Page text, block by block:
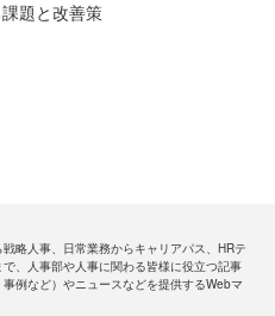
題と改善策
略人事、日常業務からキャリアパス、HRテ
で、人事部や人事に関わる皆様に役立つ記事
事例など）やニュースなどを提供するWebマ